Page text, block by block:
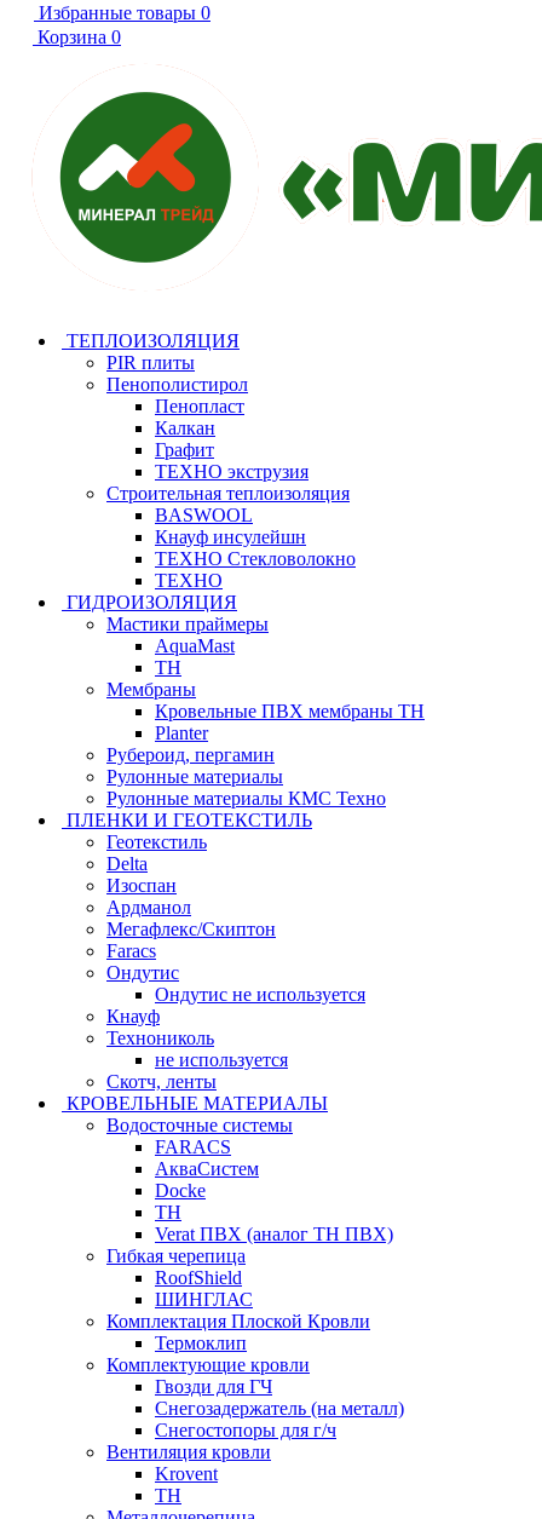
Избранные товары 0
Корзина 0
ТЕПЛОИЗОЛЯЦИЯ
PIR плиты
Пенополистирол
Пенопласт
Калкан
Графит
ТЕХНО экструзия
Строительная теплоизоляция
BASWOOL
Кнауф инсулейшн
ТЕХНО Стекловолокно
ТЕХНО
ГИДРОИЗОЛЯЦИЯ
Мастики праймеры
AquaMast
ТН
Мембраны
Кровельные ПВХ мембраны ТН
Planter
Рубероид, пергамин
Рулонные материалы
Рулонные материалы КМС Техно
ПЛЕНКИ И ГЕОТЕКСТИЛЬ
Геотекстиль
Delta
Изоспан
Ардманол
Мегафлекс/Скиптон
Faracs
Ондутис
Ондутис не используется
Кнауф
Технониколь
не используется
Скотч, ленты
КРОВЕЛЬНЫЕ МАТЕРИАЛЫ
Водосточные системы
FARACS
АкваСистем
Docke
ТН
Verat ПВХ (аналог ТН ПВХ)
Гибкая черепица
RoofShield
ШИНГЛАС
Комплектация Плоской Кровли
Термоклип
Комплектующие кровли
Гвозди для ГЧ
Снегозадержатель (на металл)
Снегостопоры для г/ч
Вентиляция кровли
Krovent
ТН